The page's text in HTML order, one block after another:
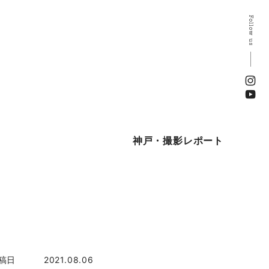
神戸・撮影レポート
Follow us
日
2021.08.06